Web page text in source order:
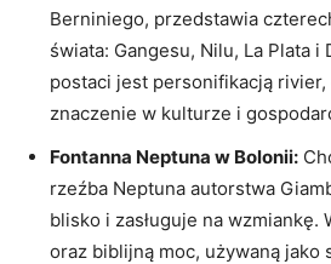
Berniniego, przedstawia
świata: Gangesu, Nilu, La Plata i
postaci jest personifikacją
znaczenie w kulturze i
Fontanna Neptuna w Bolonii:
rzeźba Neptuna autorstwa
blisko i zasługuje na wzmiankę.
oraz biblijną moc, używaną jako